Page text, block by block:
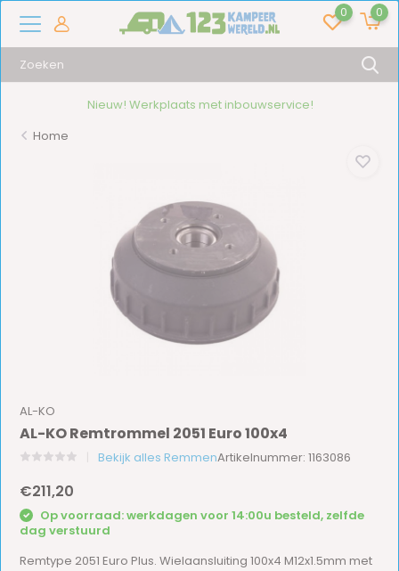
0 0
Nieuw! Werkplaats met inbouwservice!
Home
AL-KO
AL-KO Remtrommel 2051 Euro 100x4
Bekijk alles RemmenArtikelnummer: 1163086
€211,20
Op voorraad: werkdagen voor 14:00u besteld, zelfde
dag verstuurd
Remtype 2051 Euro Plus. Wielaansluiting 100x4 M12x1.5mm met